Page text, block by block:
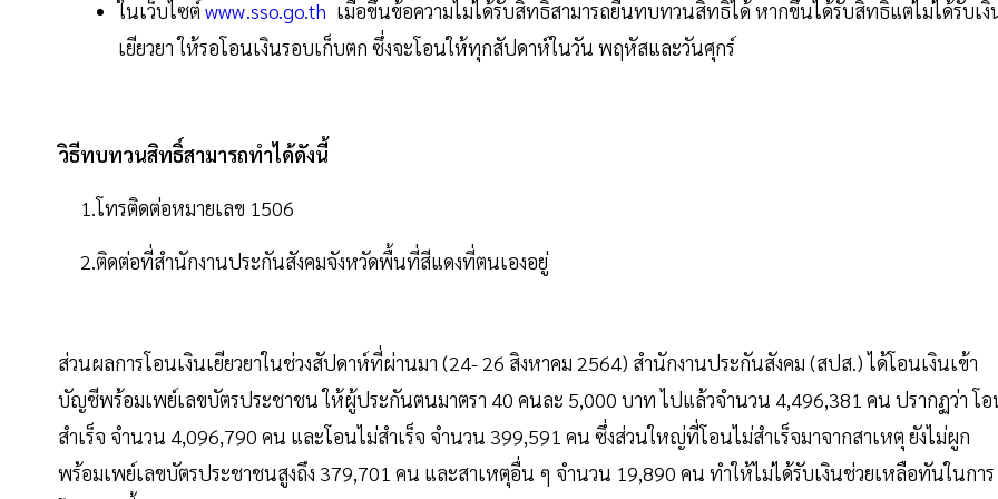
ในเว็บไซต์ www.sso.go.th เมื่อขึ้นข้อความไม่ได้รับสิทธิสามารถยื่นทบทวนสิทธิได้ หากขึ้นได้รับสิทธิแต่ไม่ได้รับเงิ
เยียวยา ให้รอโอนเงินรอบเก็บตก ซึ่งจะโอนให้ทุกสัปดาห์ในวัน พฤหัสและวันศุกร์
วิธีทบทวนสิทธิ์สามารถทำได้ดังนี้
1.โทรติดต่อหมายเลข 1506
2.ติดต่อที่สำนักงานประกันสังคมจังหวัดพื้นที่สีแดงที่ตนเองอยู่
ส่วนผลการโอนเงินเยียวยาในช่วงสัปดาห์ที่ผ่านมา (24- 26 สิงหาคม 2564) สำนักงานประกันสังคม (สปส.) ได้โอนเงินเข้า
บัญชีพร้อมเพย์เลขบัตรประชาชน ให้ผู้ประกันตนมาตรา 40 คนละ 5,000 บาท ไปแล้วจำนวน 4,496,381 คน ปรากฏว่า โ
สำเร็จ จำนวน 4,096,790 คน และโอนไม่สำเร็จ จำนวน 399,591 คน ซึ่งส่วนใหญ่ที่โอนไม่สำเร็จมาจากสาเหตุ ยังไม่ผูก
พร้อมเพย์เลขบัตรประชาชนสูงถึง 379,701 คน และสาเหตุอื่น ๆ จำนวน 19,890 คน ทำให้ไม่ได้รับเงินช่วยเหลือทันในการ